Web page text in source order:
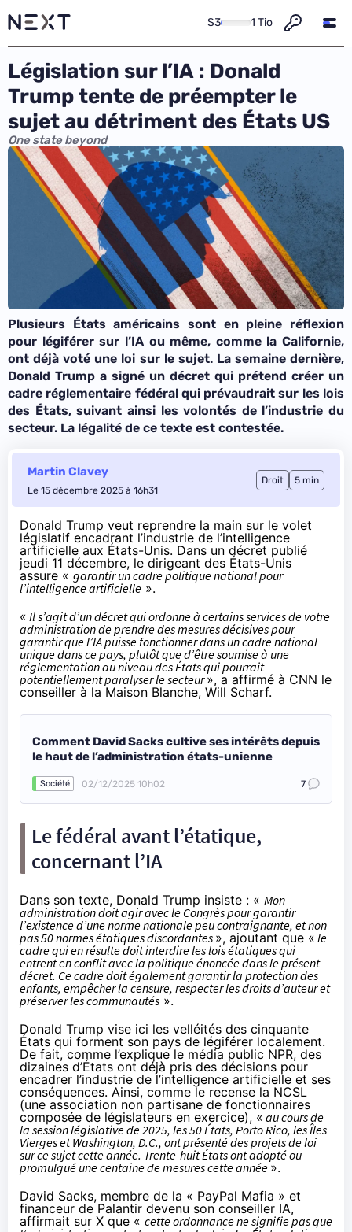
S3 1 Tio
Législation sur l’IA : Donald
Trump tente de préempter le
sujet au détriment des États US
One state beyond
Plusieurs États américains sont en pleine réflexion
pour légiférer sur l’IA ou même, comme la Californie,
ont déjà voté une loi sur le sujet. La semaine dernière,
Donald Trump a signé un décret qui prétend créer un
cadre réglementaire fédéral qui prévaudrait sur les lois
des États, suivant ainsi les volontés de l’industrie du
secteur. La légalité de ce texte est contestée.
Martin Clavey
Le 15 décembre 2025 à 16h31
Droit 5 min
Donald Trump veut reprendre la main sur le volet
législatif encadrant l’industrie de l’intelligence
artificielle aux États-Unis. Dans un décret publié
jeudi 11 décembre, le dirigeant des États-Unis
assure « garantir un cadre politique national pour
l’intelligence artificielle ».
« Il s’agit d’un décret qui ordonne à certains services de votre
administration de prendre des mesures décisives pour
garantir que l’IA puisse fonctionner dans un cadre national
unique dans ce pays, plutôt que d’être soumise à une
réglementation au niveau des États qui pourrait
potentiellement paralyser le secteur», a affirmé à CNN le
conseiller à la Maison Blanche, Will Scharf.
Comment David Sacks cultive ses intérêts depuis
le haut de l’administration états-unienne
Société 02/12/2025 10h02 7
Le fédéral avant l’étatique,
concernant l’IA
Dans son texte, Donald Trump insiste : « Mon
administration doit agir avec le Congrès pour garantir
l’existence d’une norme nationale peu contraignante, et non
pas 50 normes étatiques discordantes », ajoutant que « le
cadre qui en résulte doit interdire les lois étatiques qui
entrent en conflit avec la politique énoncée dans le présent
décret. Ce cadre doit également garantir la protection des
enfants, empêcher la censure, respecter les droits d’auteur et
préserver les communautés ».
Donald Trump vise ici les velléités des cinquante
États qui forment son pays de légiférer localement.
De fait, comme l’explique le média public NPR, des
dizaines d’États ont déjà pris des décisions pour
encadrer l’industrie de l’intelligence artificielle et ses
conséquences. Ainsi, comme le recense la NCSL
(une association non partisane de fonctionnaires
composée de législateurs en exercice), « au cours de
la session législative de 2025, les 50 États, Porto Rico, les Îles
Vierges et Washington, D.C., ont présenté des projets de loi
sur ce sujet cette année. Trente-huit États ont adopté ou
promulgué une centaine de mesures cette année ».
David Sacks, membre de la « PayPal Mafia » et
financeur de Palantir devenu son conseiller IA,
affirmait sur X que « cette ordonnance ne signifie pas que